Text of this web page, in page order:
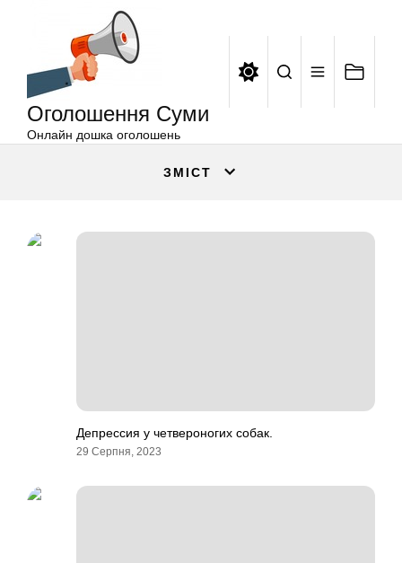
Оголошення Суми
Онлайн дошка оголошень
ЗМІСТ
Депрессия у четвероногих собак.
29 Серпня, 2023